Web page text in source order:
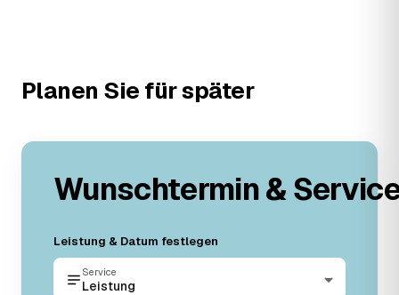
Planen Sie für später
Wunschtermin &
Leistung & Datum festlegen
Service
Leistung